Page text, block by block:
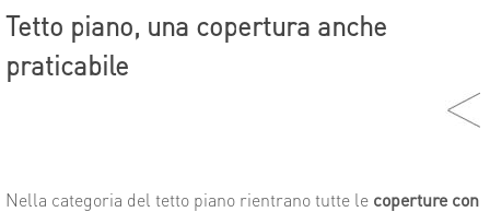
Tetto piano, una copertura anche
praticabile
Nella categoria del tetto piano rientrano tutte le coperture con